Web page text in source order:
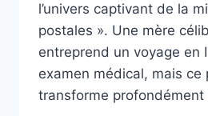
l’univers captivant de la
postales ». Une mère
entreprend un voyage en
examen médical, mais ce
transforme